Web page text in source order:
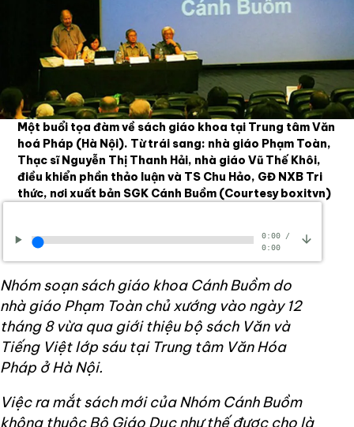
Một buổi tọa đàm về sách giáo khoa tại Trung tâm Văn
hoá Pháp (Hà Nội). Từ trái sang: nhà giáo Phạm Toàn,
Thạc sĩ Nguyễn Thị Thanh Hải, nhà giáo Vũ Thế Khôi,
điều khiển phần thảo luận và TS Chu Hảo, GĐ NXB Tri
thức, nơi xuất bản SGK Cánh Buồm (Courtesy boxitvn)
0:00/
0:00
Nhóm soạn sách giáo khoa Cánh Buồm do
nhà giáo Phạm Toàn chủ xướng vào ngày 12
tháng 8 vừa qua giới thiệu bộ sách Văn và
Tiếng Việt lớp sáu tại Trung tâm Văn Hóa
Pháp ở Hà Nội.
Việc ra mắt sách mới của Nhóm Cánh Buồm
không thuộc Bộ Giáo Dục như thế được cho là